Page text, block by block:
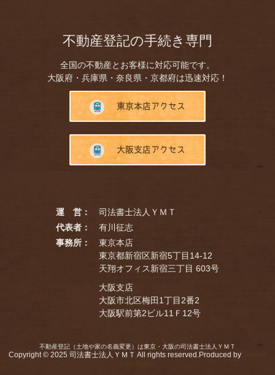
不動産登記の手続き専門
全国の不動産とお客様に対応可能です。
大阪府・兵庫県・奈良県・京都府は迅速対応！
東京本店アクセス
大阪支店アクセス
運 営：
司法書士法人ＹＭＴ
代表者：
有川征志
事務所：
東京本店
東京都新宿区新宿5丁目14-12
天翔オフィス新宿三丁目 603号
大阪支店
大阪市北区梅田1丁目2番2
大阪駅前第2ビル11Ｆ12号
不動産登記（土地や家の名義変更）は東京・大阪の司法書士法人ＹＭＴ
Copyright © 2025 司法書士法人ＹＭＴ All rights reserved.Produced by